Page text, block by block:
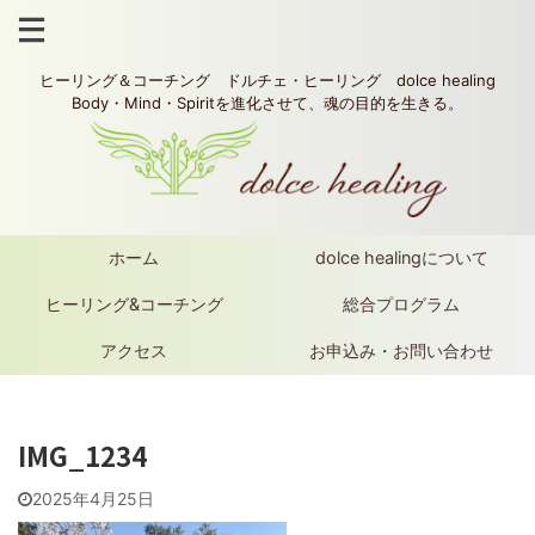
ヒーリング＆コーチング ドルチェ・ヒーリング dolce healing
Body・Mind・Spiritを進化させて、魂の目的を生きる。
ホーム dolce healingについて
ヒーリング&コーチング 総合プログラム
アクセス お申込み・お問い合わせ
IMG_1234
2025年4月25日